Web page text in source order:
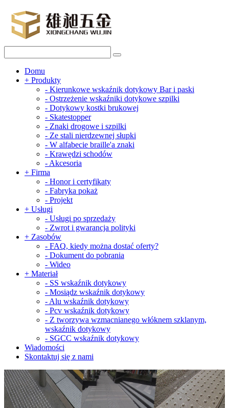
Domu
+ Produkty
- Kierunkowe wskaźnik dotykowy Bar i paski
- Ostrzeżenie wskaźniki dotykowe szpilki
- Dotykowy kostki brukowej
- Skatestopper
- Znaki drogowe i szpilki
- Ze stali nierdzewnej słupki
- W alfabecie braille'a znaki
- Krawędzi schodów
- Akcesoria
+ Firma
- Honor i certyfikaty
- Fabryka pokaż
- Projekt
+ Usługi
- Usługi po sprzedaży
- Zwrot i gwarancja polityki
+ Zasobów
- FAQ, kiedy można dostać oferty?
- Dokument do pobrania
- Wideo
+ Materiał
- SS wskaźnik dotykowy
- Mosiądz wskaźnik dotykowy
- Alu wskaźnik dotykowy
- Pcv wskaźnik dotykowy
- Z tworzywa wzmacnianego włóknem szklanym,
wskaźnik dotykowy
- SGCC wskaźnik dotykowy
Wiadomości
Skontaktuj się z nami